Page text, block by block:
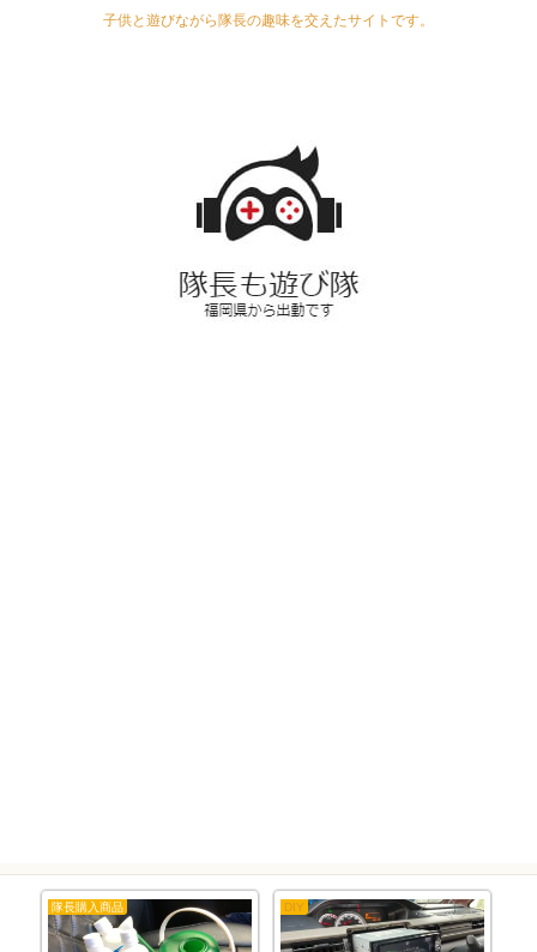
子供と遊びながら隊長の趣味を交えたサイトです。
隊長購入商品 DIY